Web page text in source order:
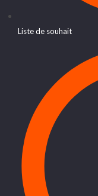
Liste de souhait